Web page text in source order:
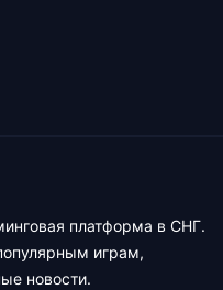
платформа в СНГ.
играм,
новости.